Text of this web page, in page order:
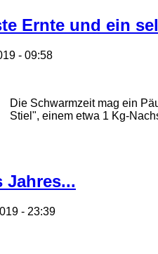
Ernte und ein
- 09:58
Die Schwarmzeit mag ein
Stiel", einem etwa 1 Kg-
Jahres...
- 23:39